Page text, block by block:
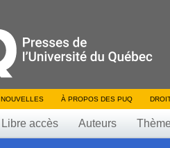
NOUVELLES À PROPOS DES PUQ
Libre accès Auteurs